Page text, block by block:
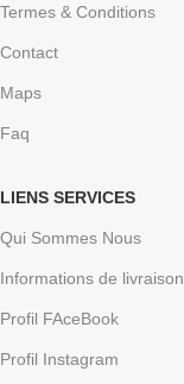
Termes & Conditions
Contact
Maps
Faq
LIENS SERVICES
Qui Sommes Nous
Informations de livraison
Profil FAceBook
Profil Instagram